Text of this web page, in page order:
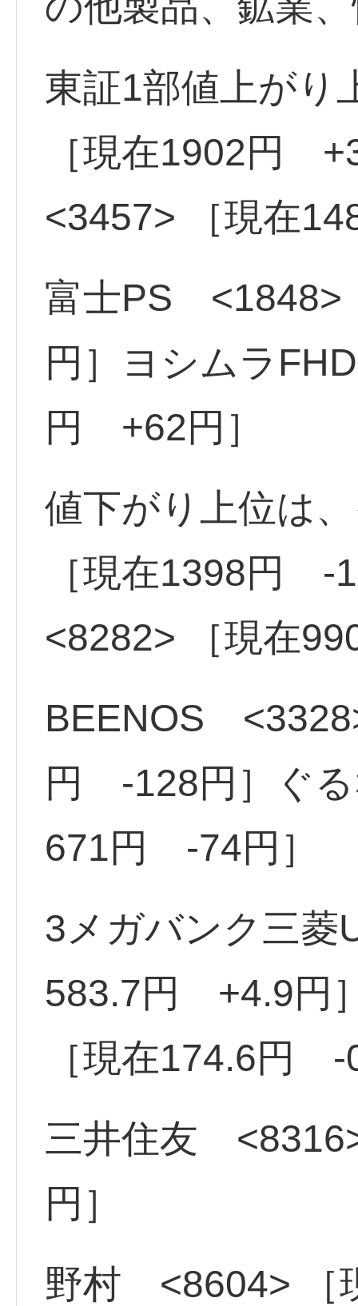
東証1部値上が
［現在1902円
<3457> ［現在
富士PS <1848>
円］ヨシムラ
円 +62円］
値下がり上位は
［現在1398円
<8282> ［現在
BEENOS
円 -128円］ぐ
671円 -74円］
3メガバンク三
583.7円 +4.9円
［現在174.6円 -
三井住友
円］
野村 <8604> ［